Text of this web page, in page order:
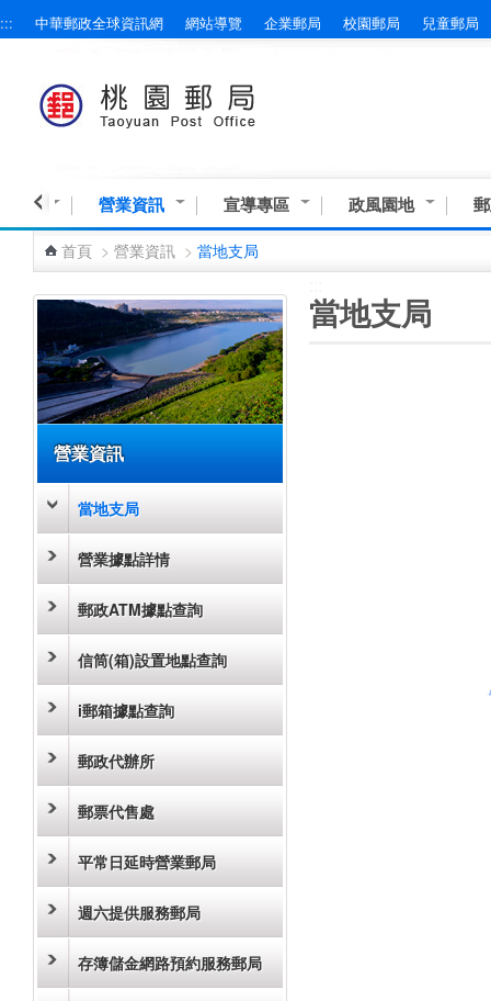
跳到主要內容區塊
::: 中華郵政全球資訊網 網站導覽 企業郵局 校園郵局 兒童郵局
服務 營業資訊 宣導專區 政風園地
首頁 > 營業資訊 > 當地支局
營業資訊
當地支局
營業據點詳情
郵政ATM據點查詢
信筒(箱)設置地點查詢
i郵箱據點查詢
郵政代辦所
郵票代售處
平常日延時營業郵局
週六提供服務郵局
存簿儲金網路預約服務郵局
當地支局